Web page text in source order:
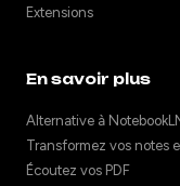
Extensions
En savoir plus
Alternative à
Transformez vos notes
Écoutez vos PDF